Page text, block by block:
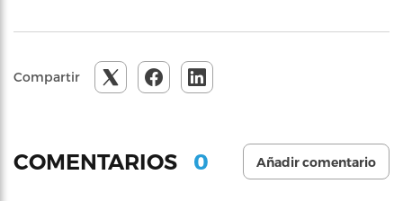
Compartir
COMENTARIOS 0 Añadir comentario